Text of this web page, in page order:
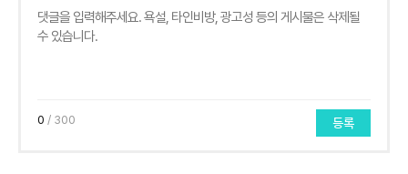
0 / 300 등록